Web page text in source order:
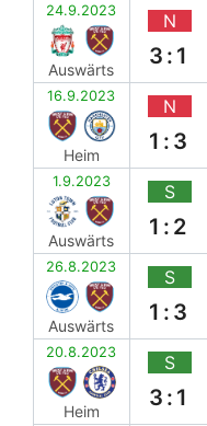
24.9.2023
Auswärts
N
3:1
16.9.2023
Heim
N
1:3
1.9.2023
Auswärts
S
1:2
26.8.2023
Auswärts
S
1:3
20.8.2023
Heim
S
3:1